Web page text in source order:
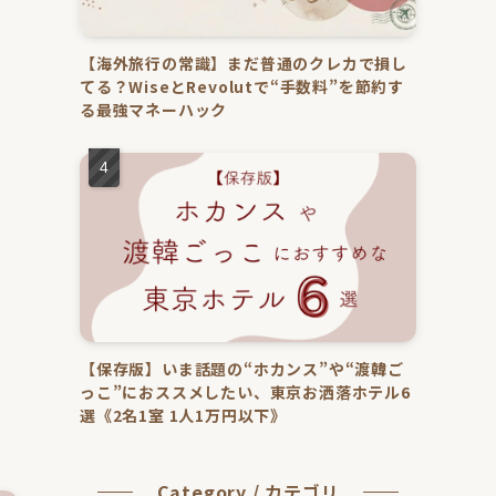
【海外旅行の常識】まだ普通のクレカで損し
てる？WiseとRevolutで“手数料”を節約す
る最強マネーハック
【保存版】いま話題の“ホカンス”や“渡韓ご
っこ”におススメしたい、東京お洒落ホテル6
選《2名1室 1人1万円以下》